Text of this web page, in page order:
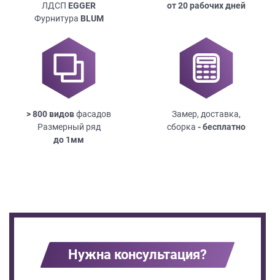
ЛДСП EGGER
Фурнитура BLUM
от 20 рабочих дней
> 800 видовфасадов
Размерный ряд
до 1мм
Замер, доставка,
сборка - бесплатно
Нужна консультация?